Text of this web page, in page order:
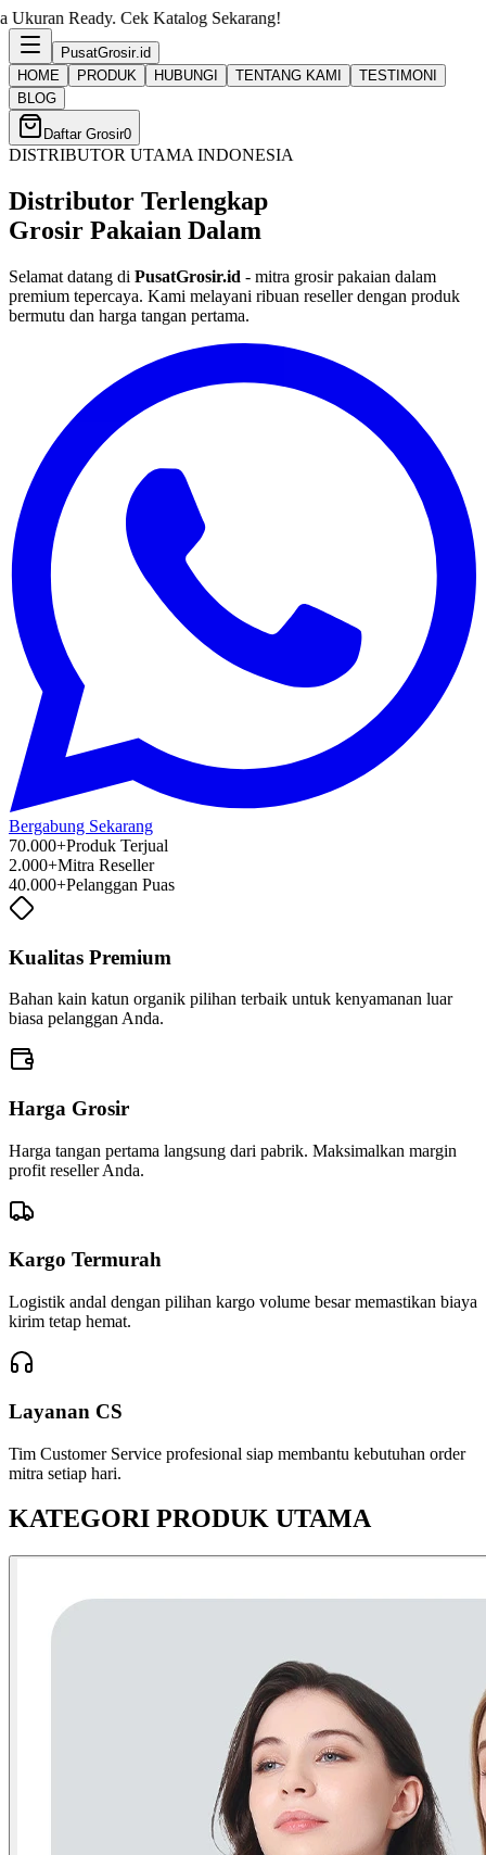
Cek Katalog Sekarang!
PusatGrosir.id
HOME
PRODUK HUBUNGI TENTANG KAMI
TESTIMONI
BLOG
Daftar Grosir0
DISTRIBUTOR UTAMA INDONESIA
Distributor Terlengkap
Grosir Pakaian Dalam
Selamat datang di PusatGrosir.id - mitra grosir pakaian dalam
premium tepercaya. Kami melayani ribuan reseller dengan produk
bermutu dan harga tangan pertama.
Bergabung Sekarang
70.000+Produk Terjual
2.000+Mitra Reseller
40.000+Pelanggan Puas
Kualitas Premium
Bahan kain katun organik pilihan terbaik untuk kenyamanan luar
biasa pelanggan Anda.
Harga Grosir
Harga tangan pertama langsung dari pabrik. Maksimalkan margin
profit reseller Anda.
Kargo Termurah
Logistik andal dengan pilihan kargo volume besar memastikan biaya
kirim tetap hemat.
Layanan CS
Tim Customer Service profesional siap membantu kebutuhan order
mitra setiap hari.
KATEGORI PRODUK UTAMA